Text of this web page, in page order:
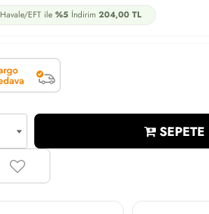
Havale/EFT ile %5İndirim 204,00TL